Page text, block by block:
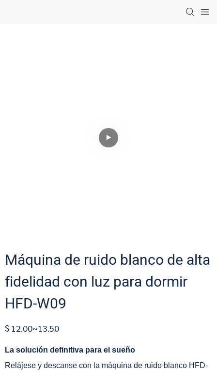
Máquina de ruido blanco de alta
fidelidad con luz para dormir
HFD-W09
$ 12.00~13.50
La solución definitiva para el sueño
Relájese y descanse con la máquina de ruido blanco HFD-